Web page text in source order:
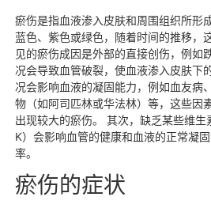
瘀伤是指血液渗入皮肤和周围组织所形
蓝色、紫色或绿色，随着时间的推移，
见的瘀伤成因是外部的直接创伤，例如
况会导致血管破裂，使血液渗入皮肤下
况会影响血液的凝固能力，例如血友病
物（如阿司匹林或华法林）等，这些因
出现较大的瘀伤。 其次，缺乏某些维
K）会影响血管的健康和血液的正常凝
率。
瘀伤的症状